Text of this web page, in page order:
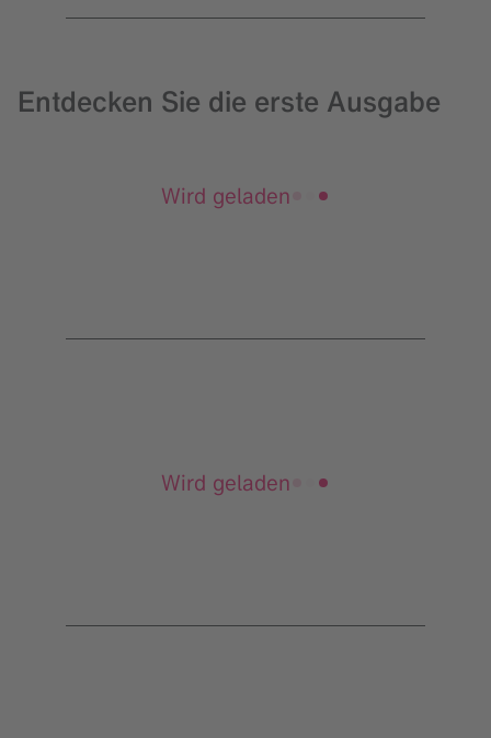
Entdecken Sie die erste Ausgabe
Wird geladen
Wird geladen